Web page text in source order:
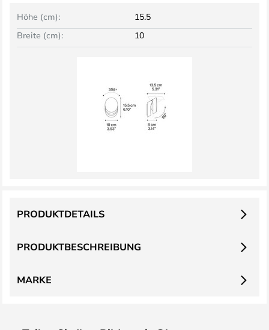
Breite (cm): 10
Höhe (cm): 15.5
PRODUKTBESCHREIBUNG
PRODUKTDETAILS
MARKE